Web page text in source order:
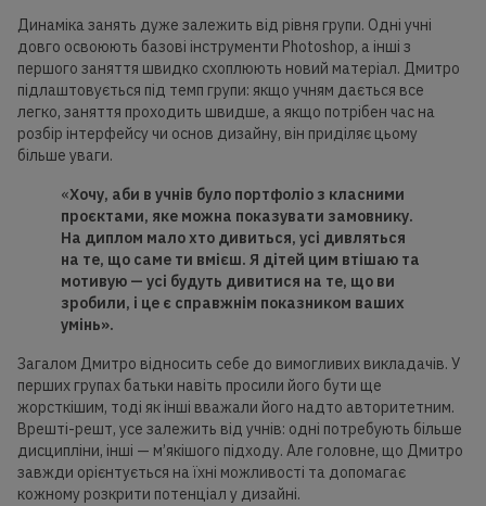
Динаміка занять дуже залежить від рівня групи. Одні учні
довго освоюють базові інструменти Photoshop, а інші з
першого заняття швидко схоплюють новий матеріал. Дмитро
підлаштовується під темп групи: якщо учням дається все
легко, заняття проходить швидше, а якщо потрібен час на
розбір інтерфейсу чи основ дизайну, він приділяє цьому
більше уваги.
«Хочу, аби в учнів було портфоліо з класними
проєктами, яке можна показувати замовнику.
На диплом мало хто дивиться, усі дивляться
на те, що саме ти вмієш. Я дітей цим втішаю та
мотивую — усі будуть дивитися на те, що ви
зробили, і це є справжнім показником ваших
умінь».
Загалом Дмитро відносить себе до вимогливих викладачів. У
перших групах батьки навіть просили його бути ще
жорсткішим, тоді як інші вважали його надто авторитетним.
Врешті-решт, усе залежить від учнів: одні потребують більше
дисципліни, інші — м’якішого підходу. Але головне, що Дмитро
завжди орієнтується на їхні можливості та допомагає
кожному розкрити потенціал у дизайні.